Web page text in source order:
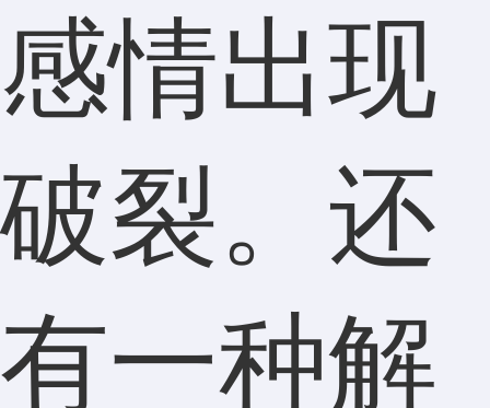
感情出现
破裂。还
有一种解